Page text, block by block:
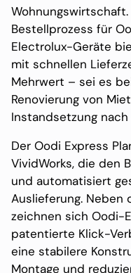
Bestellprozess für
Electrolux-Geräte
mit schnellen
Mehrwert – sei es
Renovierung von
Instandsetzung nach
Der Oodi Express
VividWorks, die den
und automatisiert
Auslieferung. Neben
zeichnen sich Oodi-
patentierte Klick-
eine stabilere
Montage und